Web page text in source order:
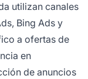
utilizan canales
Bing Ads y
a ofertas de
en
de anuncios